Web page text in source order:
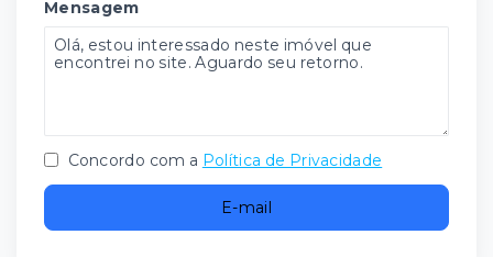
Mensagem
Concordo com a Política de Privacidade
E-mail